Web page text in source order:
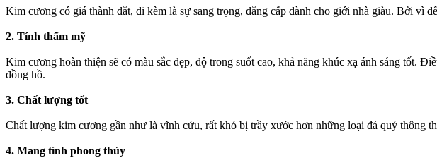
Kim cương có giá thành đắt, đi kèm là sự sang trọng, đẳng cấp dành cho giới nhà giàu. Bởi vì
2. Tính thẩm mỹ
Kim cương hoàn thiện sẽ có màu sắc đẹp, độ trong suốt cao, khả năng khúc xạ ánh sáng tốt.
đồng hồ.
3. Chất lượng tốt
Chất lượng kim cương gần như là vĩnh cửu, rất khó bị trầy xước hơn những loại đá quý thông
4. Mang tính phong thủy